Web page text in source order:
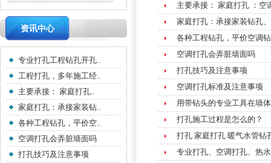
资讯中心
专业打孔工程钻孔开孔..
工程打孔，多年施工经..
主要承接： 家庭打孔..
家庭打孔：承接家装钻..
各种工程钻孔，平价空..
空调打孔会弄脏墙面吗
打孔技巧及注意事项
主要承接： 家庭打孔 ：
家庭打孔：承接家装钻孔
各种工程钻孔，平价空调
空调打孔会弄脏墙面吗
打孔技巧及注意事项
空调打孔标准及注意事项
用带钻头的专业工具在墙
打孔施工过程是怎么的？
打孔 家庭打孔 暖气水管钻
专业打孔、空调打孔、热